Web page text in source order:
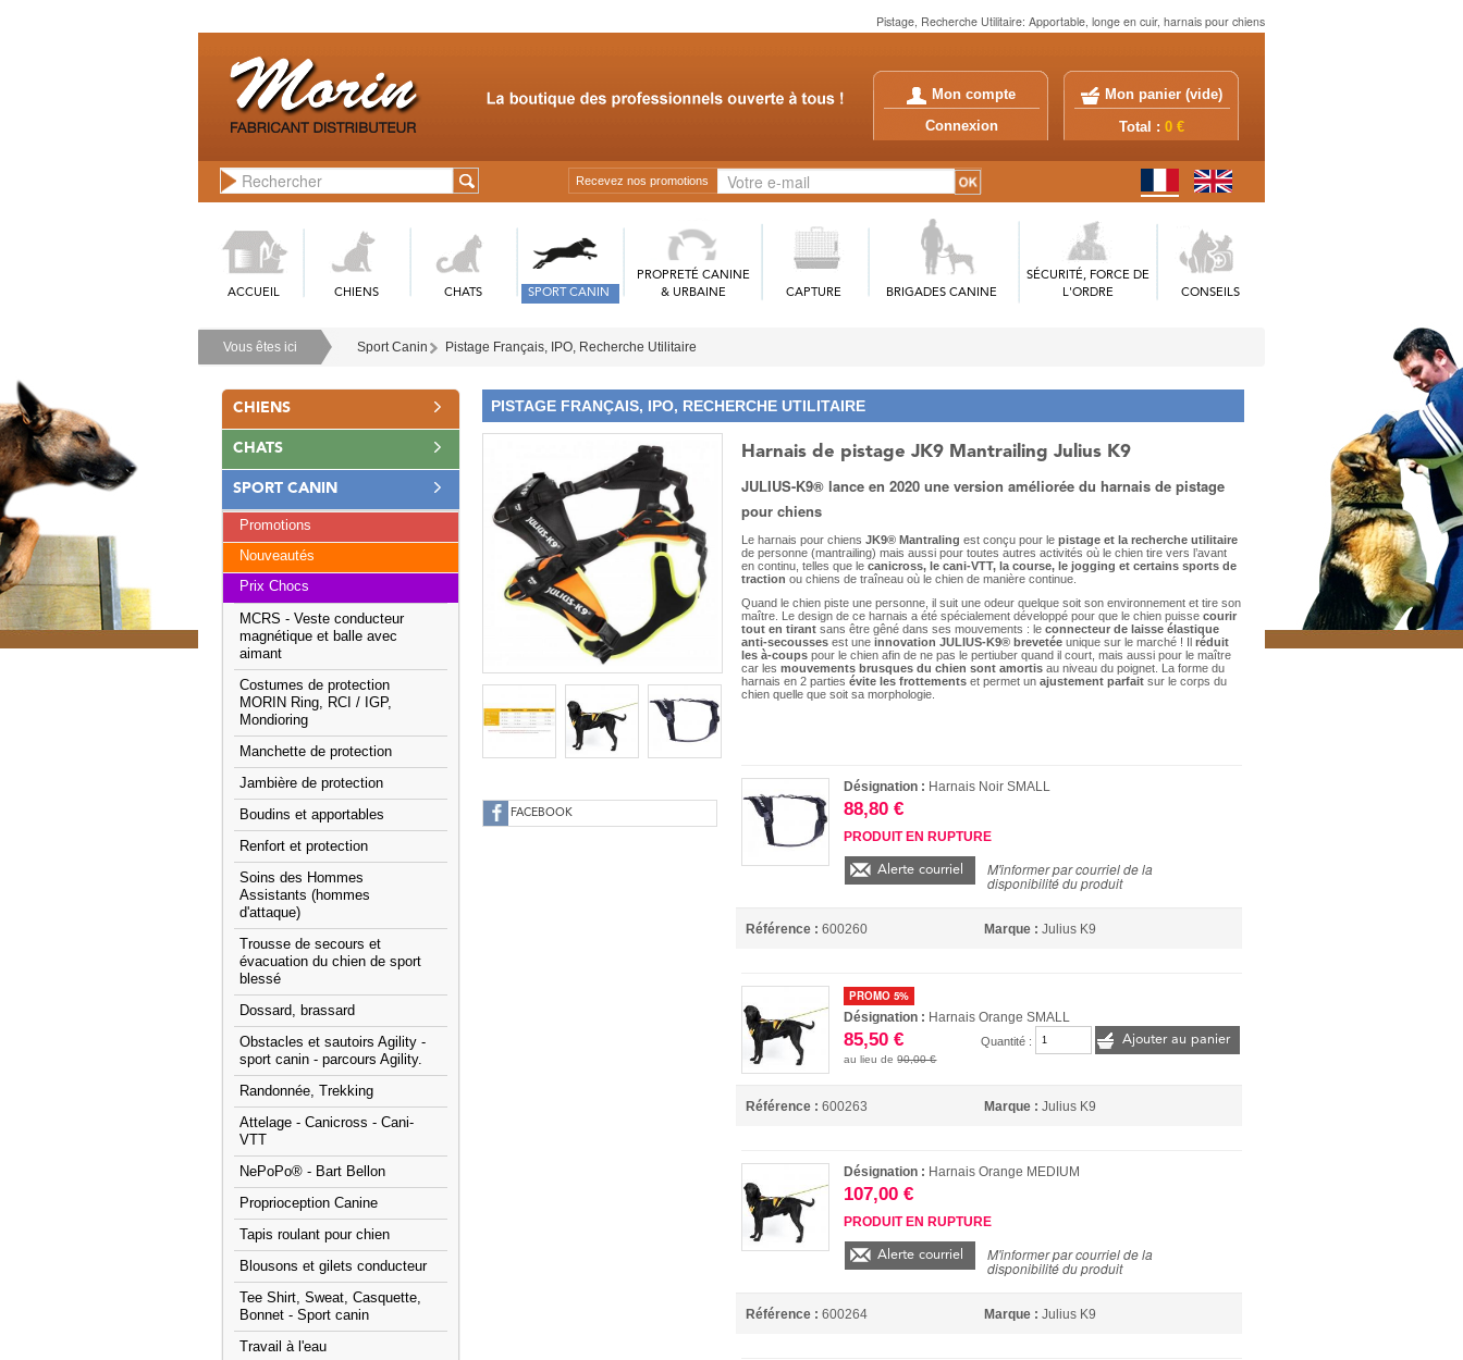
Pistage, Recherche Utilitaire: Apportable, longe en cuir, harnais pour chiens
Mon compte
Connexion
Mon panier (vide)
Total : 0 €
Recevez nos promotions
ACCUEIL CHIENS CHATS SPORT CANIN
PROPRETÉ CANINE
& URBAINE
CAPTURE BRIGADES CANINE
SÉCURITÉ, FORCE DE
L'ORDRE
CONSEILS
Vous êtes ici Sport Canin Pistage Français, IPO, Recherche Utilitaire
CHIENS
CHATS
SPORT CANIN
Promotions
Nouveautés
Prix Chocs
MCRS - Veste conducteur
magnétique et balle avec
aimant
Costumes de protection
MORIN Ring, RCI / IGP,
Mondioring
Manchette de protection
Jambière de protection
Boudins et apportables
Renfort et protection
Soins des Hommes
Assistants (hommes
d'attaque)
Trousse de secours et
évacuation du chien de sport
blessé
Dossard, brassard
Obstacles et sautoirs Agility -
sport canin - parcours Agility.
Randonnée, Trekking
Attelage - Canicross - Cani-
VTT
NePoPo® - Bart Bellon
Proprioception Canine
Tapis roulant pour chien
Blousons et gilets conducteur
Tee Shirt, Sweat, Casquette,
Bonnet - Sport canin
Travail à l'eau
PISTAGE FRANÇAIS, IPO, RECHERCHE UTILITAIRE
FACEBOOK
Harnais de pistage JK9 Mantrailing Julius K9
JULIUS-K9® lance en 2020 une version améliorée du harnais de pistage
pour chiens
Le harnais pour chiensJK9® Mantraling est conçu pour lepistage et la recherche utilitaire
de personne (mantrailing) mais aussi pour toutes autres activités où le chien tire vers l’avant
en continu, telles que le canicross, le cani-VTT, la course, le jogging et certains sports de
traction ou chiens de traîneau où le chien de manière continue.
Quand le chien piste une personne, il suit une odeur quelque soit son environnement et tire son
maître. Le design de ce harnais a été spécialement développé pour que le chien puisse courir
tout en tirant sans être gêné dans ses mouvements : leconnecteur de laisse élastique
anti-secousses est uneinnovation JULIUS-K9® brevetée unique sur le marché ! Ilréduit
les à-coups pour le chien afin de ne pas le pertiuber quand il court, mais aussi pour le maître
car lesmouvements brusques du chien sont amortis au niveau du poignet. La forme du
harnais en 2 partiesévite les frottements et permet unajustement parfait sur le corps du
chien quelle que soit sa morphologie.
Désignation : Harnais Noir SMALL
88,80 €
PRODUIT EN RUPTURE
Alerte courriel M'informer par courriel de la
disponibilité du produit
Référence : 600260 Marque : Julius K9
PROMO 5%
Désignation : Harnais Orange SMALL
85,50 €
au lieu de90,00 €
Quantité : Ajouter au panier
Référence : 600263 Marque : Julius K9
Désignation : Harnais Orange MEDIUM
107,00 €
PRODUIT EN RUPTURE
Alerte courriel M'informer par courriel de la
disponibilité du produit
Référence : 600264 Marque : Julius K9